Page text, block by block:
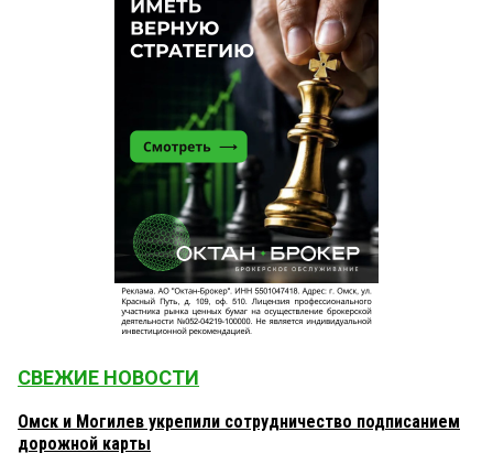
СВЕЖИЕ НОВОСТИ
Омск и Могилев укрепили сотрудничество подписанием
дорожной карты